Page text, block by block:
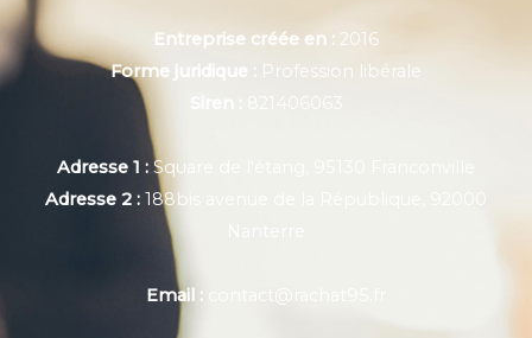
Entreprise créée en : 2016
Forme juridique : Profession libérale
821406063
Adresse 1 : Square de l'étang, 95130 Franconville
Adresse 2 : 188bis avenue de la République, 92000
Email : contact@rachat95.fr